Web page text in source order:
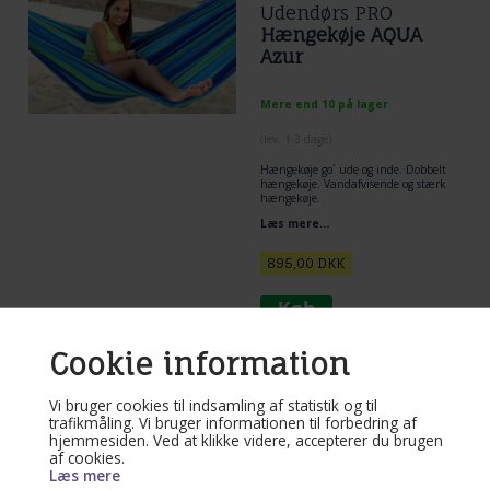
Cookie information
Vi bruger cookies til indsamling af statistik og til
trafikmåling. Vi bruger informationen til forbedring af
hjemmesiden. Ved at klikke videre, accepterer du brugen
af cookies.
Læs mere
Udendørs PRO
Hængekøje AQUA
Azur
Mere end 10 på lager
Hængekøje go´ ude og inde. Dobbelt
hængekøje. Vandafvisende og stærk
hængekøje.
Læs mere...
895,00 DKK
Azur Blå
hængekøjestol i vejr
bestandig kunstfiber